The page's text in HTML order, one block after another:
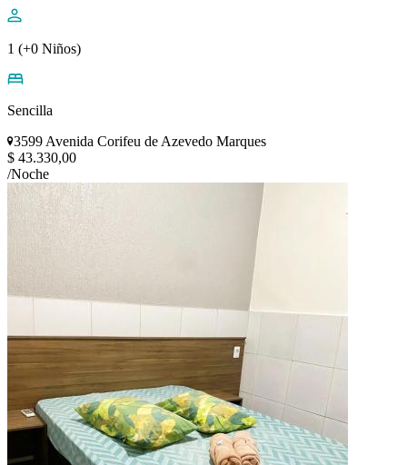
1 (+0 Niños)
Sencilla
3599 Avenida Corifeu de Azevedo Marques
$ 43.330,00
/Noche